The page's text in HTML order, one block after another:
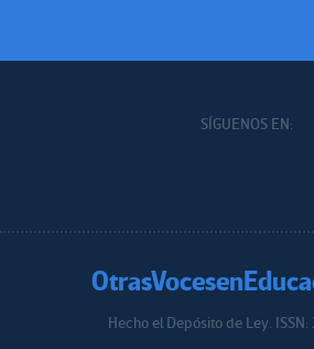
SÍGUENOS EN:
Hecho el Depósito de Ley.